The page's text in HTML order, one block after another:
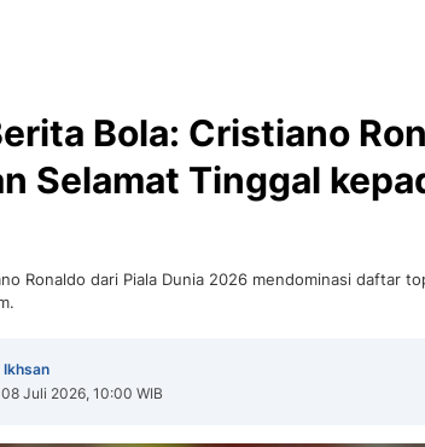
Bola: Cristiano
Selamat Tinggal
Ronaldo dari Piala Dunia 2026 mendominasi daftar
Juli 2026, 10:00 WIB